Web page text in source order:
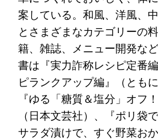
案している。和風、洋風、
とさまざまなカテゴリーの
籍、雑誌、メニュー開発な
書は『実力詐称レシピ定番
ピランクアップ編』（とも
『ゆる「糖質＆塩分」オフ
（日本文芸社）、『ポリ袋
サラダ漬けで、すぐ野菜お